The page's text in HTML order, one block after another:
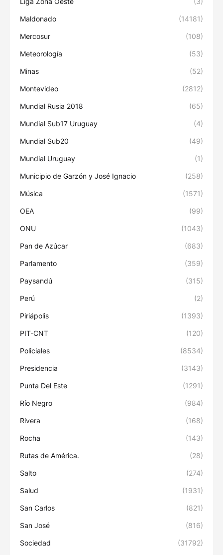
Maldonado (14181)
Mercosur (108)
Meteorología (53)
Minas (52)
Montevideo (2812)
Mundial Rusia 2018 (65)
Mundial Sub17 Uruguay (4)
Mundial Sub20 (49)
Mundial Uruguay (1)
Municipio de Garzón y José Ignacio (258)
Música (1571)
OEA (99)
ONU (1043)
Pan de Azúcar (683)
Parlamento (359)
Paysandú (315)
Perú (2)
Piriápolis (1393)
PIT-CNT (120)
Policiales (8534)
Presidencia (3143)
Punta Del Este (1291)
Río Negro (984)
Rivera (168)
Rocha (143)
Rutas de América. (28)
Salto (274)
Salud (1931)
San Carlos (821)
San José (816)
Sociedad (31792)